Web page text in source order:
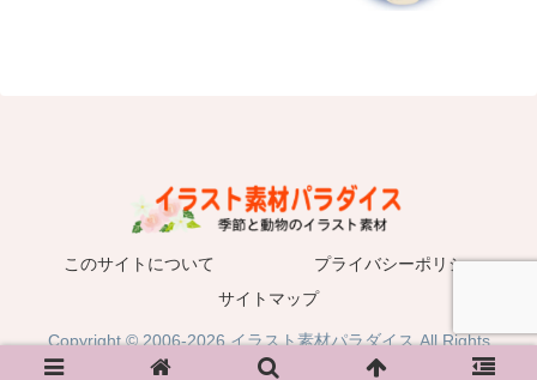
このサイトについて
プライバシーポリシー
サイトマップ
Copyright © 2006-2026 イラスト素材パラダイス All Rights
Reserved.